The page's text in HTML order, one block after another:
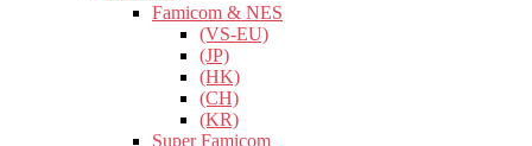
Famicom & NES
(VS-EU)
(JP)
(HK)
(CH)
(KR)
Super Famicom